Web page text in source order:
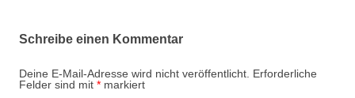
Schreibe einen Kommentar
Deine E-Mail-Adresse wird nicht veröffentlicht. Erforderliche
Felder sind mit * markiert